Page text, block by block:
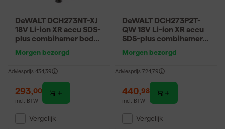
DeWALT DCH273NT-XJ
18V Li-ion XR accu SDS-
plus combihamer body
Morgen bezorgd
Adviesprijs 434,39
293,00
incl. BTW
Vergelijk
DeWALT DCH273P2T-
QW 18V Li-ion XR accu
SDS-plus combihamer
- 24mm - 2.1J
Morgen bezorgd
Adviesprijs 724,79
440,98
incl. BTW
Vergelijk